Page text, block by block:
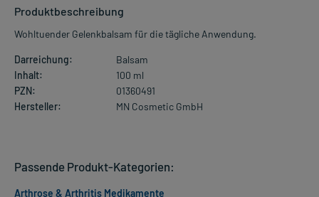
Produktbeschreibung
Wohltuender Gelenkbalsam für die tägliche Anwendung.
Darreichung:
Balsam
Inhalt:
100 ml
PZN:
01360491
Hersteller:
MN Cosmetic GmbH
Passende Produkt-Kategorien:
Arthrose & Arthritis Medikamente